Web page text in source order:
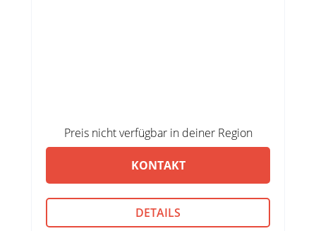
Preis nicht verfügbar in deiner Region
KONTAKT
DETAILS